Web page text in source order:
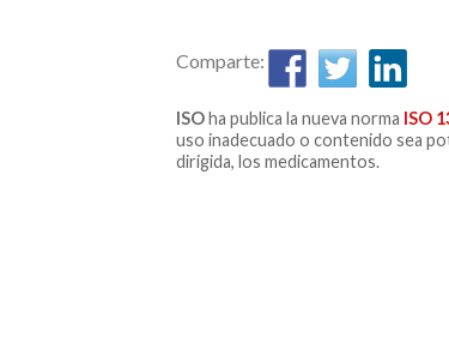
Comparte:
ISOha publica la nueva norma ISO
uso inadecuado o contenido sea
dirigida, los medicamentos.